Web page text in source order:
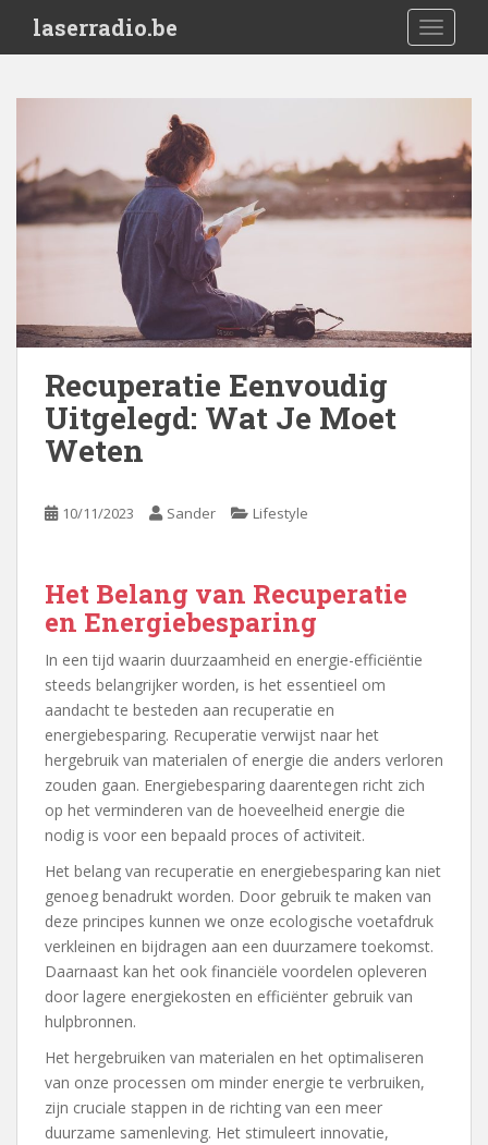
i
laserradio.be
Recuperatie Eenvoudig
Uitgelegd: Wat Je Moet
Weten
10/11/2023 Sander Lifestyle
Het Belang van Recuperatie
en Energiebesparing
In een tijd waarin duurzaamheid en energie-efficiëntie
steeds belangrijker worden, is het essentieel om
aandacht te besteden aan recuperatie en
energiebesparing. Recuperatie verwijst naar het
hergebruik van materialen of energie die anders verloren
zouden gaan. Energiebesparing daarentegen richt zich
op het verminderen van de hoeveelheid energie die
nodig is voor een bepaald proces of activiteit.
Het belang van recuperatie en energiebesparing kan niet
genoeg benadrukt worden. Door gebruik te maken van
deze principes kunnen we onze ecologische voetafdruk
verkleinen en bijdragen aan een duurzamere toekomst.
Daarnaast kan het ook financiële voordelen opleveren
door lagere energiekosten en efficiënter gebruik van
hulpbronnen.
Het hergebruiken van materialen en het optimaliseren
van onze processen om minder energie te verbruiken,
zijn cruciale stappen in de richting van een meer
duurzame samenleving. Het stimuleert innovatie,